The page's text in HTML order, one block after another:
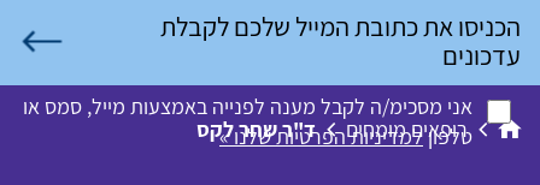
אני מסכימ/ה לקבל מענה לפנייה באמצעות מייל, סמס או
טלפוןלמדיניות הפרטיות שלנו »
רופאים מומחים ד"ר שחר לקס